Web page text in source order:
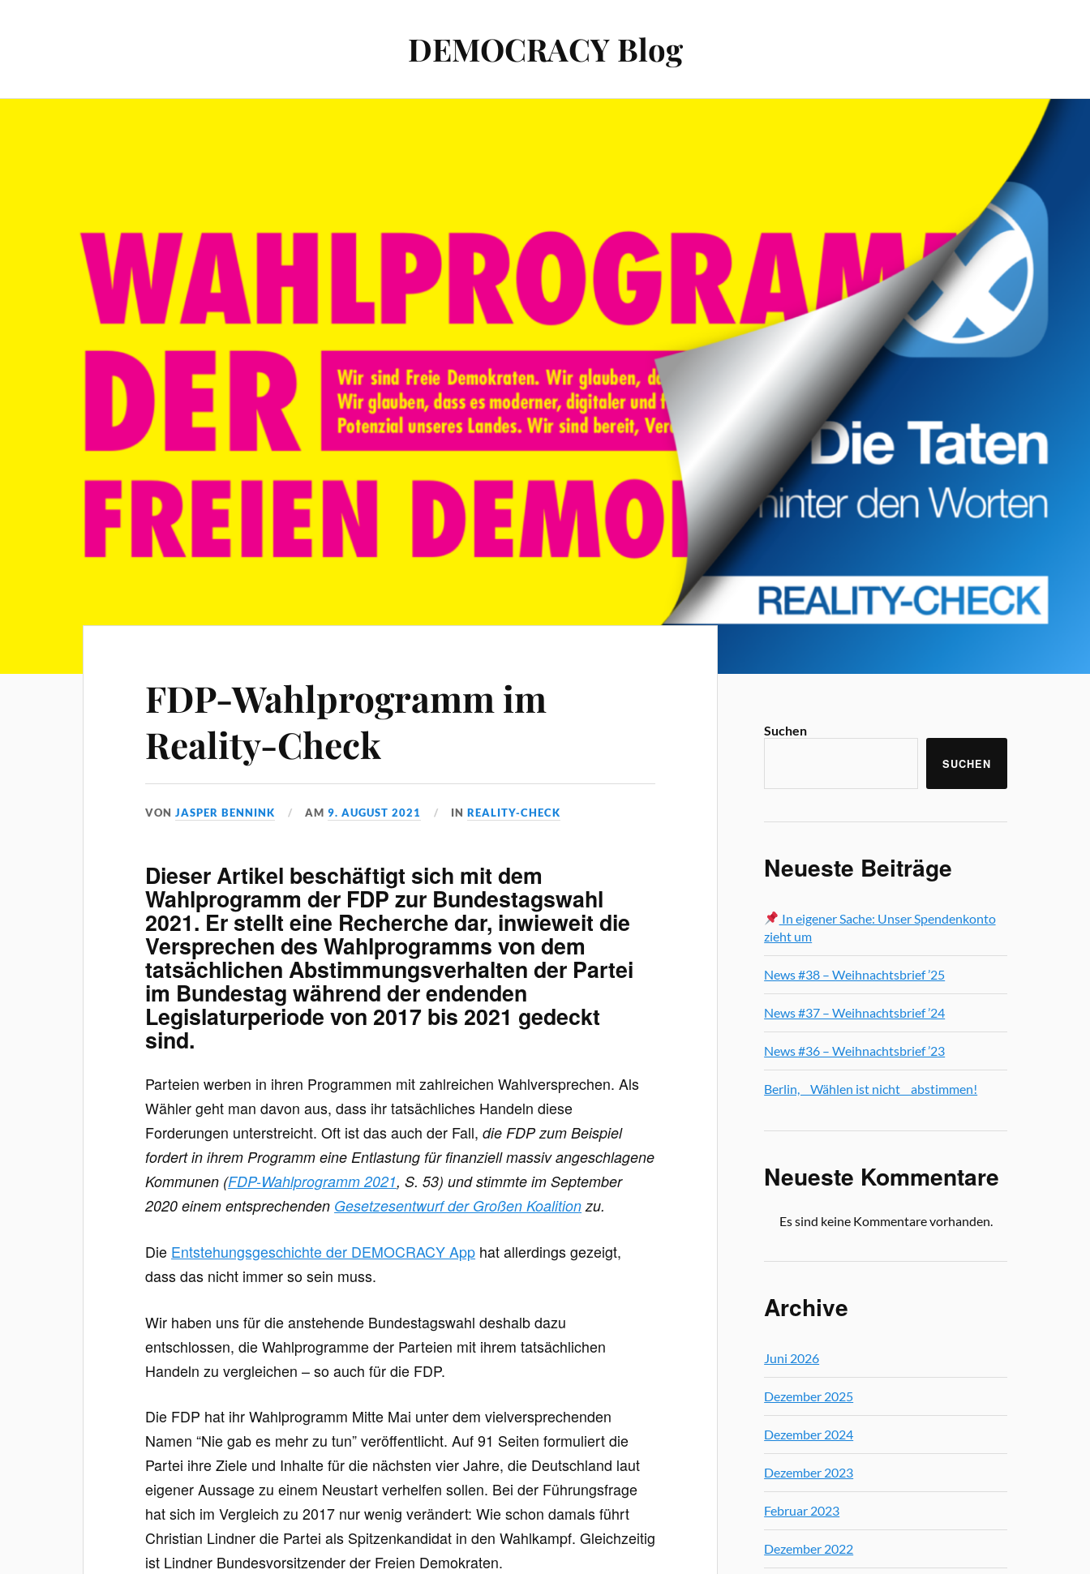
DEMOCRACY Blog
FDP-Wahlprogramm im
Reality-Check
VONJASPER BENNINK AM9. AUGUST 2021 INREALITY-CHECK
Dieser Artikel beschäftigt sich mit dem
Wahlprogramm der FDP zur Bundestagswahl
2021. Er stellt eine Recherche dar, inwieweit die
Versprechen des Wahlprogramms von dem
tatsächlichen Abstimmungsverhalten der Partei
im Bundestag während der endenden
Legislaturperiode von 2017 bis 2021 gedeckt
sind.
Parteien werben in ihren Programmen mit zahlreichen Wahlversprechen. Als
Wähler geht man davon aus, dass ihr tatsächliches Handeln diese
Forderungen unterstreicht. Oft ist das auch der Fall,die FDP zum Beispiel
fordert in ihrem Programm eine Entlastung für finanziell massiv angeschlagene
Kommunen (FDP-Wahlprogramm 2021, S. 53) und stimmte im September
2020 einem entsprechenden Gesetzesentwurf der Großen Koalitionzu.
Die Entstehungsgeschichte der DEMOCRACY App hat allerdings gezeigt,
dass das nicht immer so sein muss.
Wir haben uns für die anstehende Bundestagswahl deshalb dazu
entschlossen, die Wahlprogramme der Parteien mit ihrem tatsächlichen
Handeln zu vergleichen – so auch für die FDP.
Die FDP hat ihr Wahlprogramm Mitte Mai unter dem vielversprechenden
Namen “Nie gab es mehr zu tun” veröffentlicht. Auf 91 Seiten formuliert die
Partei ihre Ziele und Inhalte für die nächsten vier Jahre, die Deutschland laut
eigener Aussage zu einem Neustart verhelfen sollen. Bei der Führungsfrage
hat sich im Vergleich zu 2017 nur wenig verändert: Wie schon damals führt
Christian Lindner die Partei als Spitzenkandidat in den Wahlkampf. Gleichzeitig
ist Lindner Bundesvorsitzender der Freien Demokraten.
Suchen
SUCHEN
Neueste Beiträge
In eigener Sache: Unser Spendenkonto
zieht um
News #38 – Weihnachtsbrief ’25
News #37 – Weihnachtsbrief ’24
News #36 – Weihnachtsbrief ’23
Berlin, Wählen ist nicht abstimmen!
Neueste Kommentare
Es sind keine Kommentare vorhanden.
Archive
Juni 2026
Dezember 2025
Dezember 2024
Dezember 2023
Februar 2023
Dezember 2022